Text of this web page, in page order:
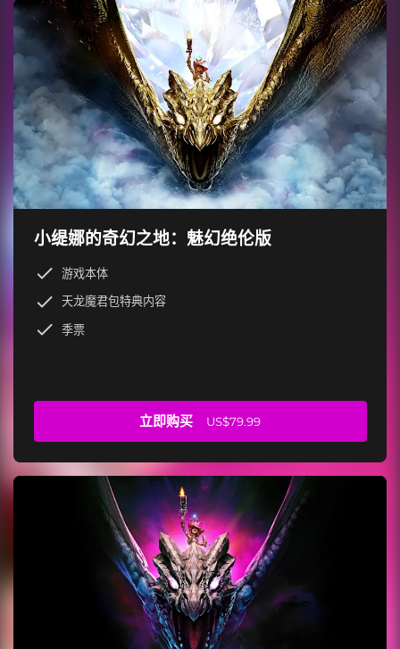
小缇娜的奇幻之地：魅幻绝伦版
游戏本体
天龙魔君包特典内容
季票
立即购买 US$79.99